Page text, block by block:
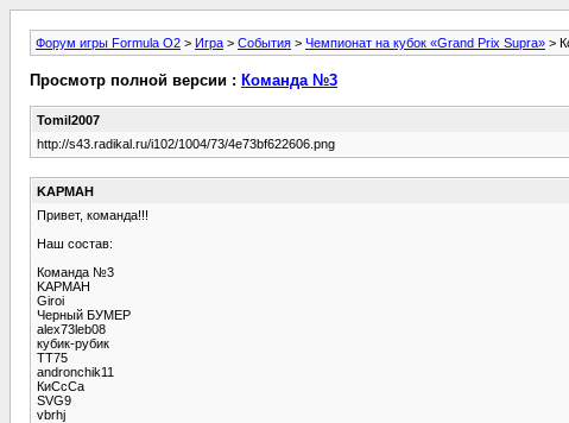
Форум игры Formula O2 > Игра > События > Чемпионат на кубок «Grand Prix Supra» >
Просмотр полной версии : Команда №3
Tomil2007
http://s43.radikal.ru/i102/1004/73/4e73bf622606.png
KAPMAH
Привет, команда!!!
Наш состав:
Команда №3
KAPMAH
Giroi
Черный БУМЕР
alex73leb08
кубик-рубик
TT75
andronchik11
КиСсСа
SVG9
vbrhj